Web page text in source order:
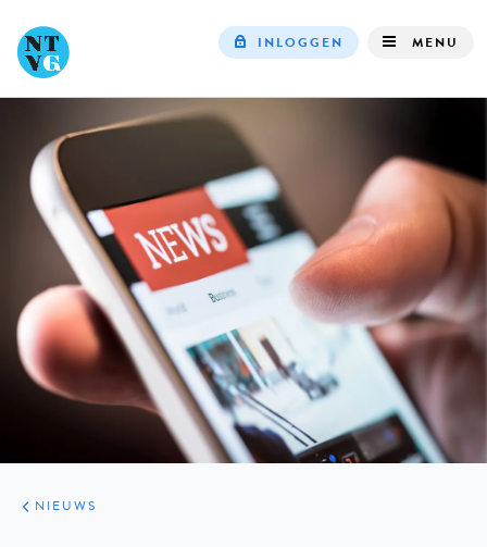
INLOGGEN MENU
ARTIKELEN
HET
KORT
NIEUWS